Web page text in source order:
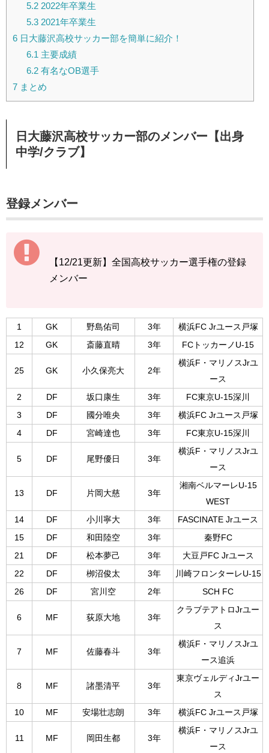
5.22022年卒業生
5.32021年卒業生
6 日大藤沢高校サッカー部を簡単に紹介！
6.1 主要成績
6.2有名なOB選手
7 まとめ
日大藤沢高校サッカー部のメンバー【出身
中学/クラブ】
登録メンバー
【12/21更新】全国高校サッカー選手権の登録
メンバー
1 GK 野島佑司 3年
横浜FC Jrユース戸塚
12
GK 斎藤直晴 3年 FCトッカーノU-15
25 GK 小久保亮大 2年
横浜F・マリノスJrユ
ース
2
DF 坂口康生 3年
FC東京U-15深川
3
DF 國分唯央 3年
横浜FC Jrユース戸塚
4
DF 宮崎達也 3年 FC東京U-15深川
5 DF 尾野優日 3年
横浜F・マリノスJrユ
ース
13 DF 片岡大慈 3年
湘南ベルマーレU-15
WEST
14
DF 小川寧大 3年
FASCINATE Jrユース
15
DF 和田陸空 3年
秦野FC
21
DF 松本夢己 3年
大豆戸FC Jrユース
22
DF 栁沼俊太 3年
川崎フロンターレU-15
26
DF 宮川空 2年 SCH FC
6 MF 荻原大地 3年
クラブテアトロJrユー
ス
7 MF 佐藤春斗 3年
横浜F・マリノスJrユ
ース追浜
8 MF 諸墨清平 3年
東京ヴェルディJrユー
ス
10
MF 安場壮志朗 3年 横浜FC Jrユース戸塚
11 MF 岡田生都 3年
横浜F・マリノスJrユ
ース